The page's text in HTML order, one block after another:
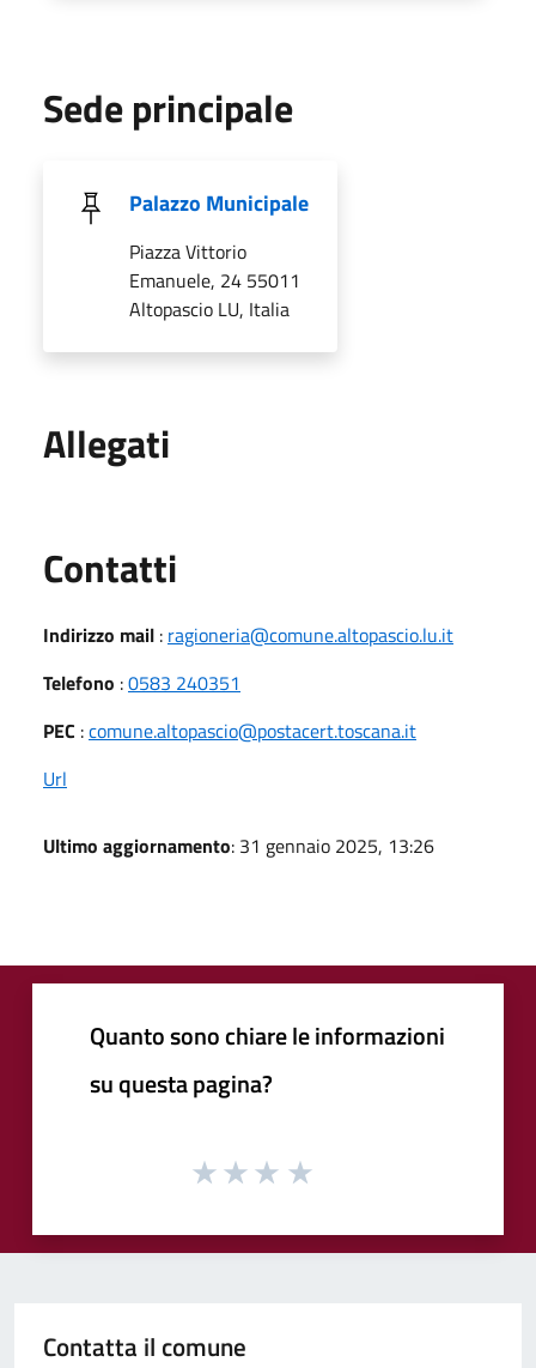
Sede principale
Palazzo Municipale
Piazza Vittorio
Emanuele, 24 55011
Altopascio LU, Italia
Allegati
Contatti
Indirizzo mail : ragioneria@comune.altopascio.lu.it
Telefono :0583 240351
PEC :comune.altopascio@postacert.toscana.it
Url
Ultimo aggiornamento: 31 gennaio 2025, 13:26
Quanto sono chiare le informazioni
su questa pagina?
Contatta il comune